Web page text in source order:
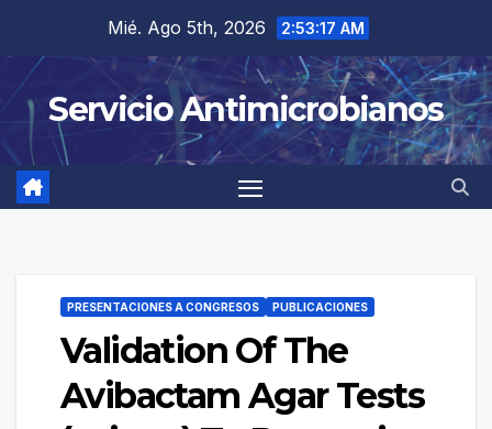
contenido
Mié. Ago 5th, 2026 2:53:17 AM
Servicio Antimicrobianos
PRESENTACIONES A CONGRESOS PUBLICACIONES
Validation Of The
Avibactam Agar Tests